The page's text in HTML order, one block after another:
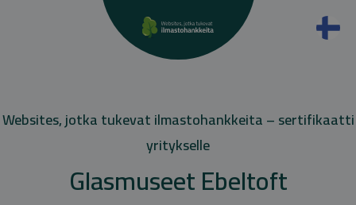
Websites, jotka tukevat ilmastohankkeita – sertifikaatti
yritykselle
Glasmuseet Ebeltoft